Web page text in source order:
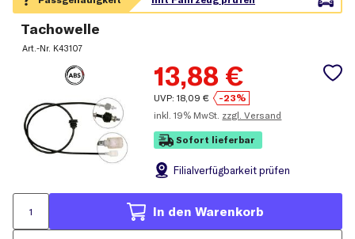
Tachowelle
Art.-Nr. K43107
13,88 €
UVP:18,09 €
-23%
inkl. 19% MwSt. zzgl. Versand
Sofort lieferbar
Filialverfügbarkeit prüfen
In den Warenkorb